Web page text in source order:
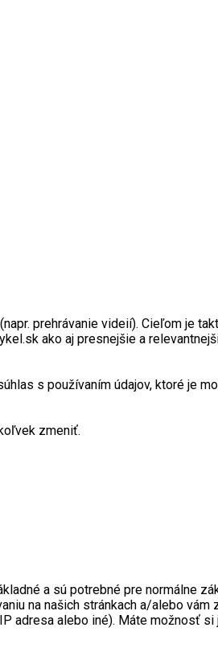
prehrávanie videií). Cieľom je
ako aj presnejšie a
s používaním údajov, ktoré je
zmeniť.
a sú potrebné pre normálne
na našich stránkach a/alebo
adresa alebo iné). Máte možnosť